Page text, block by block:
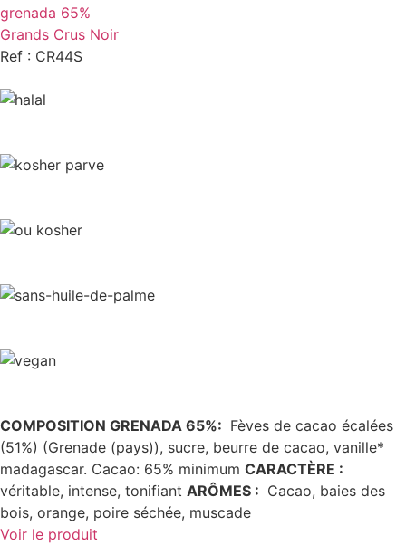
grenada 65%
Grands Crus Noir
Ref : CR44S
COMPOSITION GRENADA 65%: Fèves de cacao écalées
(51%) (Grenade (pays)), sucre, beurre de cacao, vanille*
madagascar. Cacao: 65% minimum CARACTÈRE :
véritable, intense, tonifiant ARÔMES : Cacao, baies des
bois, orange, poire séchée, muscade
Voir le produit